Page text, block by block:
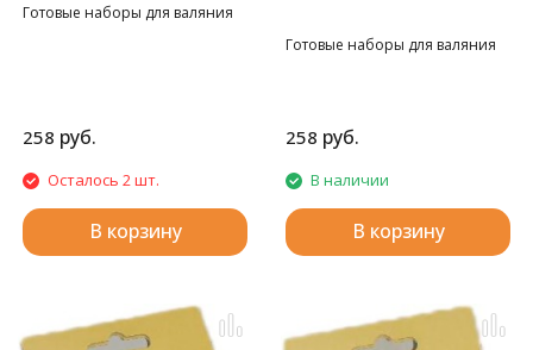
Готовые наборы для валяния
258 руб.
Осталось 2 шт.
В корзину
Готовые наборы для валяния
258 руб.
В наличии
В корзину